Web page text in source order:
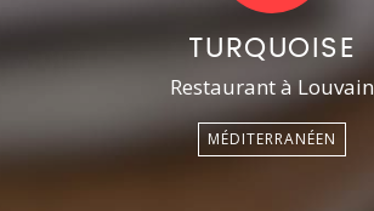
TURQUOISE
Restaurant à Louvain
MÉDITERRANÉEN